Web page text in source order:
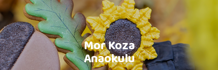
Mor Koza
Anaokulu